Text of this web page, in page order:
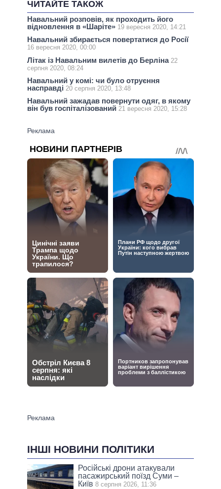
ЧИТАЙТЕ ТАКОЖ
Навальний розповів, як проходить його
відновлення в «Шаріте» 19 вересня 2020, 14:21
Навальний збирається повертатися до Росії
16 вересня 2020, 00:00
Літак із Навальним вилетів до Берліна 22
серпня 2020, 08:24
Навальний у комі: чи було отруєння
насправді 20 серпня 2020, 13:48
Навальний зажадав повернути одяг, в якому
він був госпіталізований 21 вересня 2020, 15:28
ІНШІ НОВИНИ ПОЛІТИКИ
Російські дрони атакували
пасажирський поїзд Суми –
Київ 8 серпня 2026, 11:36